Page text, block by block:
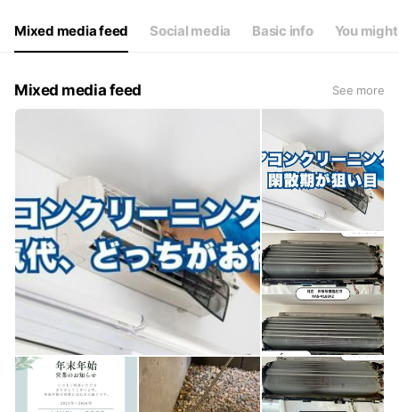
Sat
09:00 - 17:00
お問い合わせは営業時間外でもどうぞ！
Mixed media feed Social media Basic info You
Mixed media feed See more